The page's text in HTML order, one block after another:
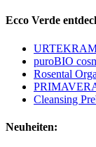
Ecco Verde
puroBIO
Rosental
Cleansing
Neuheiten: